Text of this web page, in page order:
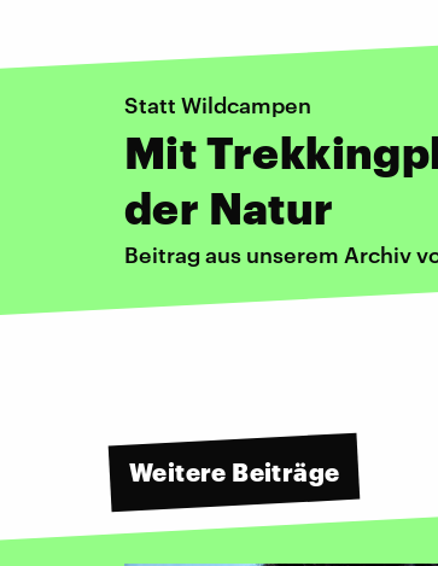
Statt Wildcampen
Mit
der Natur
Beitrag aus unserem Archiv
Weitere Beiträge